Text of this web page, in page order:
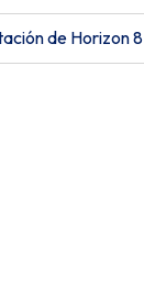
de Horizon 8